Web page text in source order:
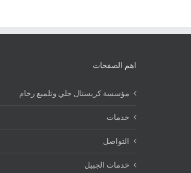
اهم الصفحات
مؤسسة كريستال جلي وتلميع رخام
خدمات
التواصل
خدمات الجبيل